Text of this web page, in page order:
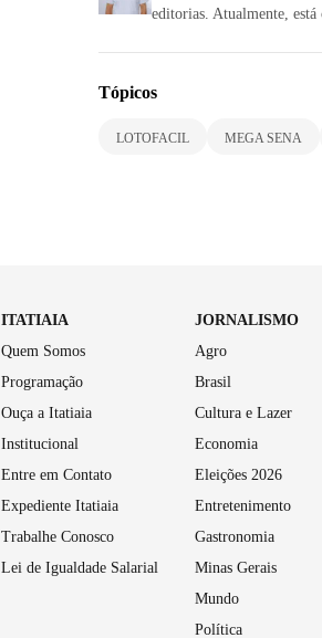
editorias. Atualmente,
Tópicos
LOTOFACIL MEGA SENA
ITATIAIA
Quem Somos
Programação
Ouça a Itatiaia
Institucional
Entre em Contato
Expediente Itatiaia
Trabalhe Conosco
Lei de Igualdade Salarial
JORNALISMO
Agro
Brasil
Cultura e Lazer
Economia
Eleições 2026
Entretenimento
Gastronomia
Minas Gerais
Mundo
Política